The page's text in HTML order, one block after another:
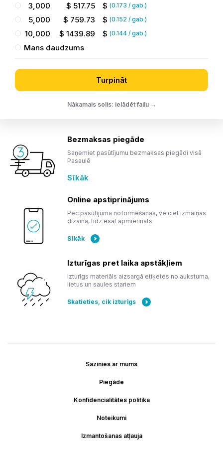
3,000 $ 517.75 $ (0.173 / gab.)
5,000 $ 759.73 $ (0.152 / gab.)
10,000 $ 1439.89 $ (0.144 / gab.)
Mans daudzums
Turpināt
Nākamais solis: ielādēt failu →
Bezmaksas piegāde
Saņemiet pasūtījumu bezmaksas piegādi visā
Pasaulē
Sīkāk
Online apstiprinājums
Pēc pasūtījuma noformēšanas, veiciet izmaiņas
dizainā, līdz esat apmierināts
Sīkāk
Izturīgas pret laika apstākļiem
Izturīgs materiāls aizsargā etiķetes no aukstuma,
lietus un saules stariem
Skatieties, cik izturīgs
Sazinies ar mums
Piegāde
Konfidencialitātes politika
Noteikumi
Izmantošanas atļauja